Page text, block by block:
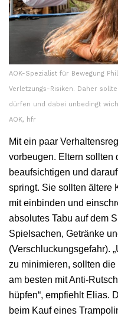
AOK-Spezialist für Bewegung
Verletzungs-Risiken. Daher
dürfen und dabei unbedingt
AOK, hfr
Mit ein paar
vorbeugen. Eltern sollten
beaufsichtigen und
springt. Sie sollten ältere
mit einbinden und
absolutes Tabu auf dem
Spielsachen, Getränke
(Verschluckungsgefahr).
zu minimieren, sollten
am besten mit Anti-
hüpfen“, empfiehlt Elias.
beim Kauf eines